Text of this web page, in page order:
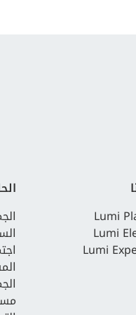
lumiglobal.com
lumiglobal.com
Lumi
Lumi
Lumi